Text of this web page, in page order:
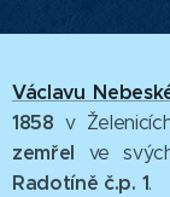
Václavu
1858 v
zemřel ve
Radotíně č.p. 1.